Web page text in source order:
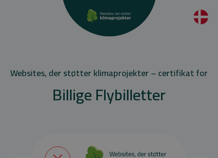
Websites, der støtter klimaprojekter – certifikat for
Billige Flybilletter